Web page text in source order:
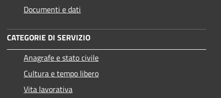
Documenti e dati
CATEGORIE DI SERVIZIO
Anagrafe e stato civile
Cultura e tempo libero
Vita lavorativa